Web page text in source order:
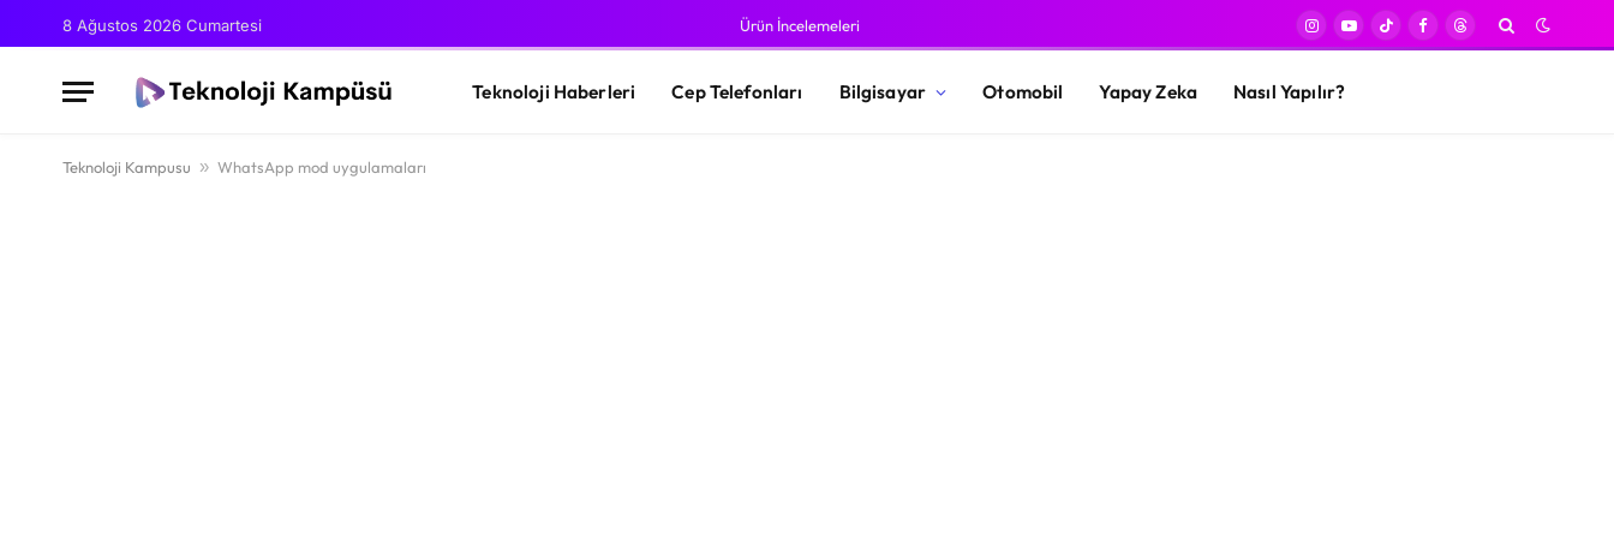
8 Ağustos 2026 Cumartesi Ürün İncelemeleri
Instagram
YouTube
TikTokFacebook
Threads
Teknoloji Haberleri Cep Telefonları Bilgisayar Otomobil Yapay Zeka Nasıl Yapılır?
Teknoloji Kampusu » WhatsApp mod uygulamaları